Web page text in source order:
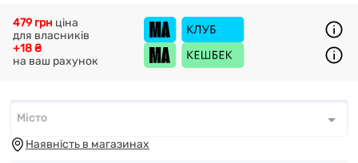
+18 ₴
на ваш рахунок
479 грн ціна
для власників
Місто*
Місто
Наявність в магазинах